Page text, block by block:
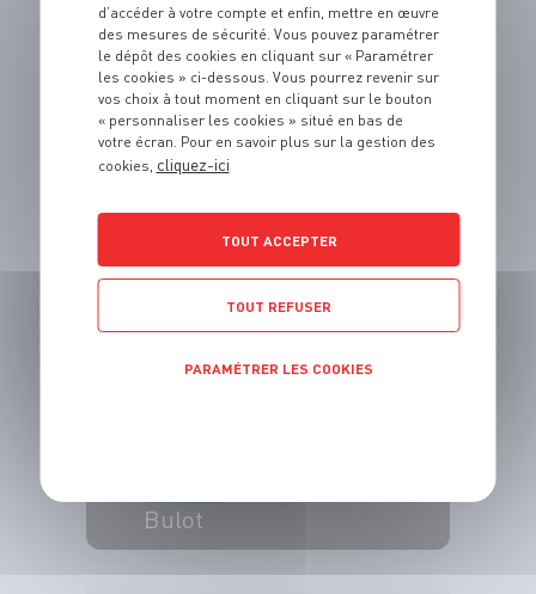
PRODUIT
VOIR LE PRODUIT
Bulot
VOIR LE PRODUIT
d’accéder à votre compte et enfin, mettre en œuvre
des mesures de sécurité. Vous pouvez paramétrer
le dépôt des cookies en cliquant sur « Paramétrer
les cookies » ci-dessous. Vous pourrez revenir sur
vos choix à tout moment en cliquant sur le bouton
« personnaliser les cookies » situé en bas de
votre écran. Pour en savoir plus sur la gestion des
cookies, cliquez-ici
TOUT ACCEPTER
TOUT REFUSER
PARAMÉTRER LES COOKIES